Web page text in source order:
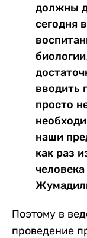
должны
сегодня
вводить
просто
наши
как раз
Поэтому в
проведение